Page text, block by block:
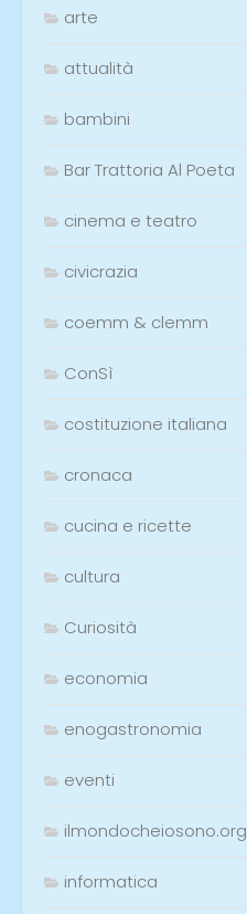
arte
attualità
bambini
Bar Trattoria Al Poeta
cinema e teatro
civicrazia
coemm & clemm
ConSì
costituzione italiana
cronaca
cucina e ricette
cultura
Curiosità
economia
enogastronomia
eventi
ilmondocheiosono.org
informatica